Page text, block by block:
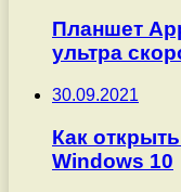
Планшет
ультра
30.09.2021
Как
Windows 10